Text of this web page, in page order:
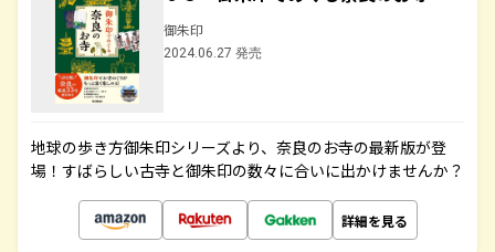
御朱印
2024.06.27 発売
地球の歩き方御朱印シリーズより、奈良のお寺の最新版が登
場！すばらしい古寺と御朱印の数々に合いに出かけませんか？
詳細を見る